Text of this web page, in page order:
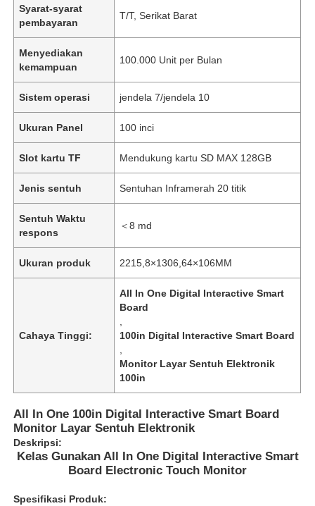
Syarat-syarat
pembayaran
T/T, Serikat Barat
Menyediakan
kemampuan
100.000 Unit per Bulan
Sistem operasi jendela 7/jendela 10
Ukuran Panel 100 inci
Slot kartu TF Mendukung kartu SD MAX 128GB
Jenis sentuh Sentuhan Inframerah 20 titik
Sentuh Waktu
respons
＜8 md
Ukuran produk 2215,8×1306,64×106MM
Cahaya Tinggi:
All In One Digital Interactive Smart
Board
100in Digital Interactive Smart Board
Monitor Layar Sentuh Elektronik
100in
All In One 100in Digital Interactive Smart Board
Monitor Layar Sentuh Elektronik
Deskripsi:
Kelas Gunakan All In One Digital Interactive Smart
Board Electronic Touch Monitor
Spesifikasi Produk: